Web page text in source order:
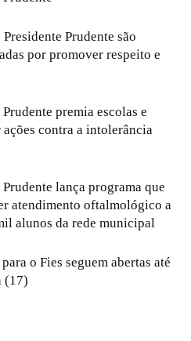
Presidente Prudente são
por promover respeito e
premia escolas e
contra a intolerância
lança programa que
atendimento oftalmológico a
alunos da rede municipal
o Fies seguem abertas até
(17)